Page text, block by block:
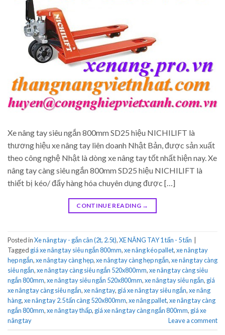
Xe nâng tay siêu ngắn 800mm SD25 hiệu NICHILIFT là
thương hiệu xe nâng tay liên doanh Nhật Bản, được sản xuất
theo công nghệ Nhật là dòng xe nâng tay tốt nhất hiện nay. Xe
nâng tay càng siêu ngắn 800mm SD25 hiệu NICHILIFT là
thiết bị kéo/ đẩy hàng hóa chuyên dụng được […]
CONTINUE READING →
Posted inXe nâng tay - gắn cân (2t, 2.5t),XE NÂNG TAY 1 tấn - 5 tấn
Tagged giá xe nâng tay siêu ngắn 800mm,xe nâng kéo pallet,xe nâng tay
hẹp ngắn,xe nâng tay càng hẹp,xe nâng tay càng hẹp ngắn,xe nâng tay càng
siêu ngắn,xe nâng tay càng siêu ngắn 520x800mm,xe nâng tay càng siêu
ngắn 800mm,xe nâng tay siêu ngắn 520x800mm,xe nâng tay siêu ngắn, giá
xe nâng tay càng siêu ngắn,xe nâng tay, giá xe nâng tay siêu ngắn,xe nâng
hàng,xe nâng tay 2.5 tấn càng 520x800mm,xe nâng pallet,xe nâng tay càng
ngắn 800mm,xe nâng tay thấp, giá xe nâng tay càng ngắn 800mm, giá xe
nâng tay
Leave a comment